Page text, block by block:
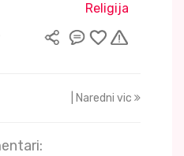
Religija
| Naredni vic